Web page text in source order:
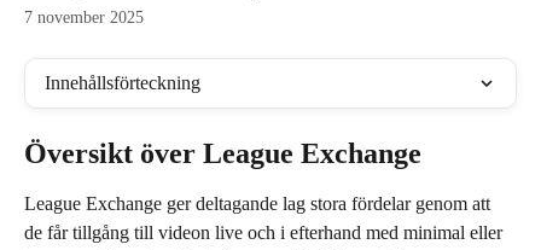
7 november 2025
Innehållsförteckning
Översikt över League Exchange
League Exchange ger deltagande lag stora fördelar genom att
de får tillgång till videon live och i efterhand med minimal eller